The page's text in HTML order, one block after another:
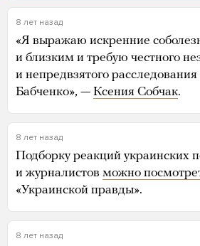
8 лет назад
«Я выражаю искренние
и близким и требую честного
и непредвзятого расследования
Бабченко», — Ксения Собчак.
8 лет назад
Подборку реакций украинских
и журналистов можно
«Украинской правды».
8 лет назад